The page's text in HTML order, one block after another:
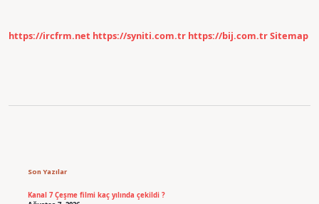
https://ircfrm.net https://syniti.com.tr https://bij.com.trSitemap
Son Yazılar
Kanal 7 Çeşme filmi kaç yılında çekildi ?